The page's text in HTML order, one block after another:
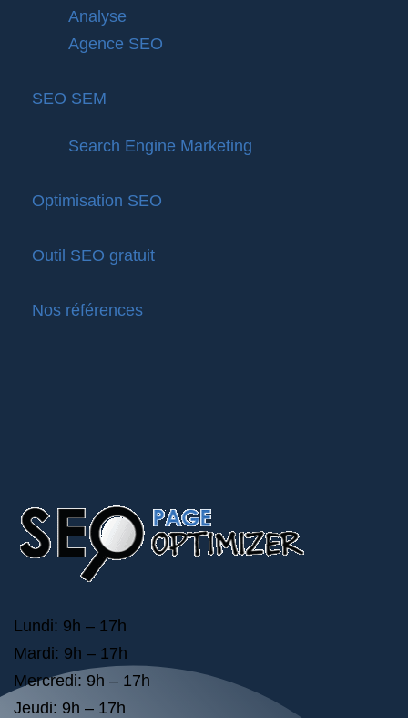
Analyse
Agence SEO
SEO SEM
Search Engine Marketing
Optimisation SEO
Outil SEO gratuit
Nos références
Lundi: 9h – 17h
Mardi: 9h – 17h
Mercredi: 9h – 17h
Jeudi: 9h – 17h